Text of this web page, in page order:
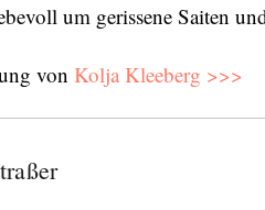
um gerissene Saiten
von Kolja Kleeberg >>>